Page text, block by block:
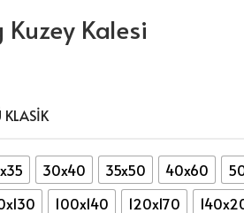
Kalesi
KLASIK
30x40 35x50 40x60
100x140 120x170